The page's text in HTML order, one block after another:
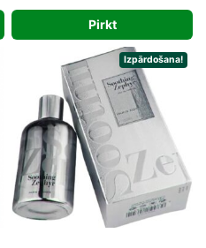
price
was:
35,00 €.
price
is:
25,41 €.
Pirkt
Izpārdošana!